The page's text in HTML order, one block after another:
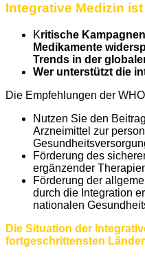
Integrative Medizin
Kritische
Medikamente
Trends in der
Wer unterstützt die
Die Empfehlungen der
Nutzen Sie den
Arzneimittel zur
Förderung des
ergänzender
Förderung der
durch die Integration
nationalen
Die Situation der
fortgeschrittensten